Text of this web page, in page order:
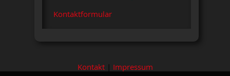
Kontaktformular
Kontakt| Impressum